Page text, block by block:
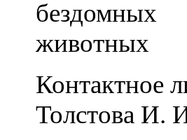
бездомных
животных
Контактное
Толстова И.